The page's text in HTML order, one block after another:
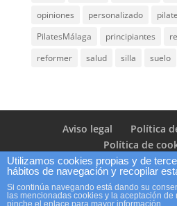
opiniones
personalizado
PilatesMálaga
principiantes
reformer
salud silla suelo
Aviso legal
Política
Política de
Utilizamos cookies propias y de
hábitos de navegación y recopilar
Si continúa navegando está dando su
las mencionadas cookies y la aceptación de
pinche el enlace para mayor información.